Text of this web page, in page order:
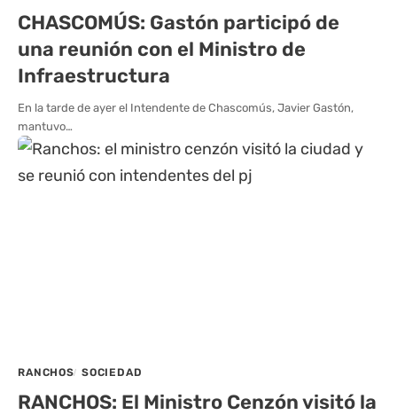
CHASCOMÚS: Gastón participó de
una reunión con el Ministro de
Infraestructura
En la tarde de ayer el Intendente de Chascomús, Javier Gastón,
mantuvo…
RANCHOS SOCIEDAD
RANCHOS: El Ministro Cenzón visitó la